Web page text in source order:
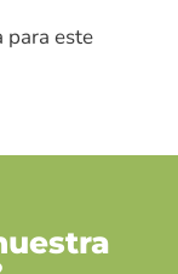
para este